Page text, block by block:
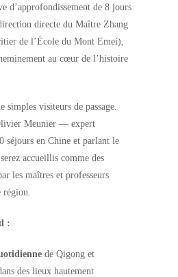
d’approfondissement de 8 jours
directe du Maître Zhang
de l’École du Mont Emei),
au cœur de l’histoire
simples visiteurs de passage.
Meunier — expert
séjours en Chine et parlant le
accueillis comme des
les maîtres et professeurs
région.
:
de Qigong et
des lieux hautement